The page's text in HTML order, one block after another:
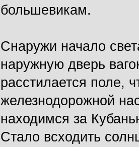
большевикам.
Снаружи начало
наружную дверь
расстилается поле,
железнодорожной
находимся за
Стало всходить